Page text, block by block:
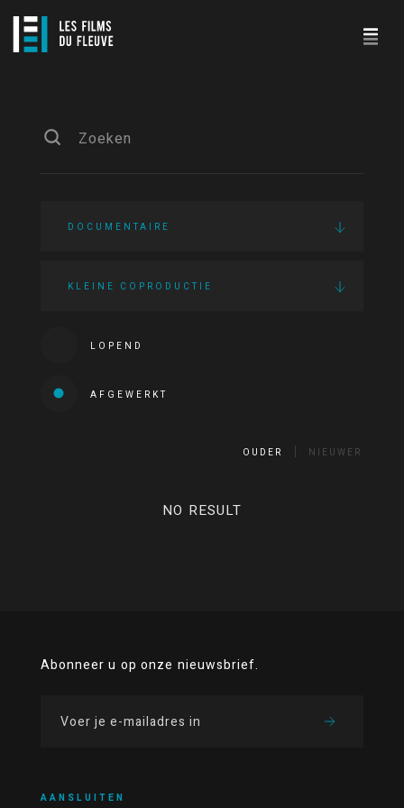
DOCUMENTAIRE
KLEINE COPRODUCTIE
LOPEND
AFGEWERKT
OUDER NIEUWER
NO RESULT
Abonneer u op onze nieuwsbrief.
AANSLUITEN